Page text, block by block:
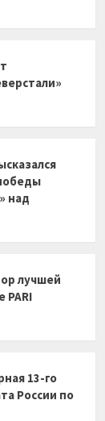
над
лучшей
PARI
13-го
России по